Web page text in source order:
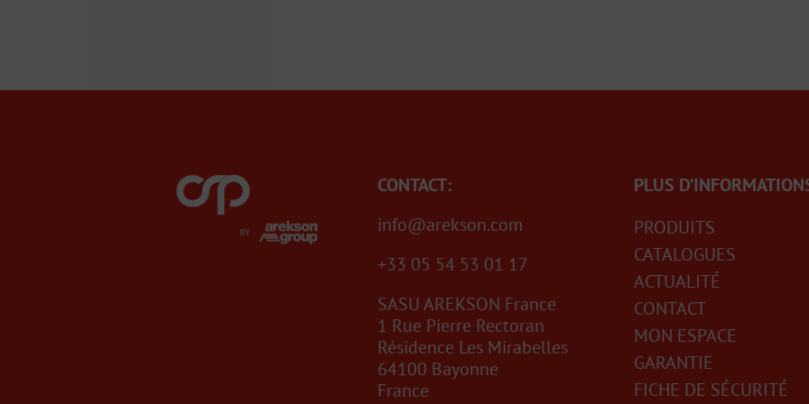
CONTACT:
info@arekson.com
+33 05 54 53 01 17
SASU AREKSON France
1 Rue Pierre Rectoran
Résidence Les Mirabelles
64100 Bayonne
France
PLUS
PRODUITS
CATALOGUES
ACTUALITÉ
CONTACT
MON ESPACE
GARANTIE
FICHE DE SÉCURITÉ